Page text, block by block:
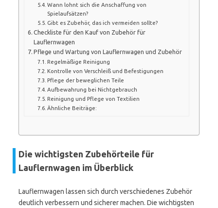
Wann lohnt sich die Anschaffung von
Spielaufsätzen?
Gibt es Zubehör, das ich vermeiden sollte?
Checkliste für den Kauf von Zubehör für
Lauflernwagen
Pflege und Wartung von Lauflernwagen und Zubehör
Regelmäßige Reinigung
Kontrolle von Verschleiß und Befestigungen
Pflege der beweglichen Teile
Aufbewahrung bei Nichtgebrauch
Reinigung und Pflege von Textilien
Ähnliche Beiträge:
Die wichtigsten Zubehörteile für
Lauflernwagen im Überblick
Lauflernwagen lassen sich durch verschiedenes Zubehör
deutlich verbessern und sicherer machen. Die wichtigsten